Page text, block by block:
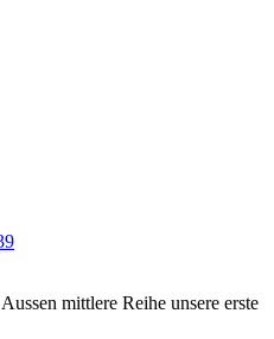
mittlere Reihe unsere erste